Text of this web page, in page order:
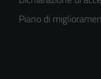
Piano di